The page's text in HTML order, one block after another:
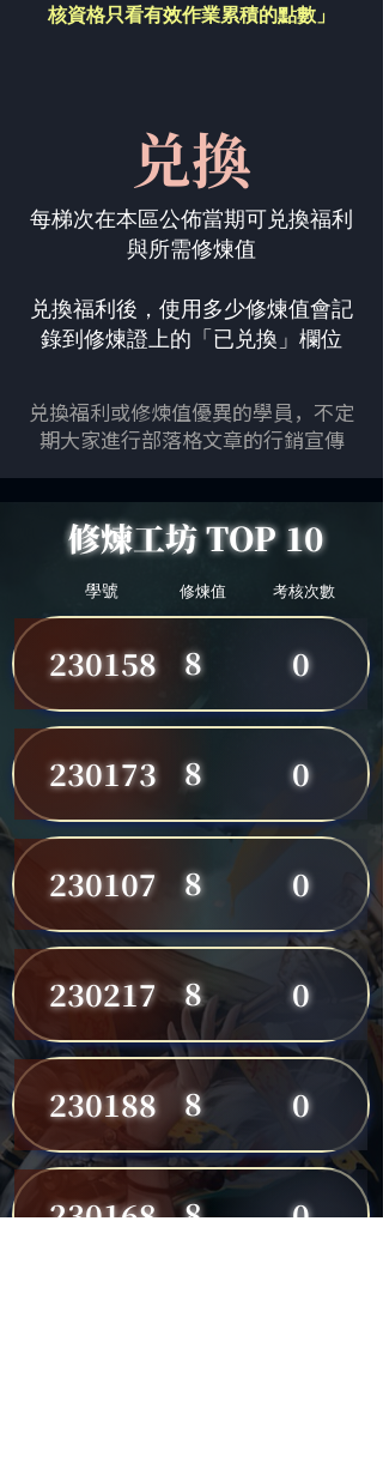
核資格只看有效作業累積的點數」
兑換
每梯次在本區公佈當期可兑換福利
與所需修煉值
兑換福利後，使用多少修煉值會記
錄到修煉證上的「已兑換」欄位
兑換福利或修煉值優異的學員，不定
期大家進行部落格文章的行銷宣傳
修煉工坊 TOP 10
學號 修煉值 考核次數
230158 8 0
230173 8 0
230107 8 0
230217 8 0
230188 8 0
230168 8 0